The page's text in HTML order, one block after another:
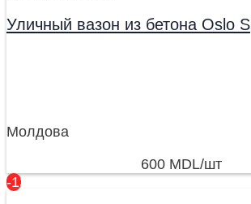
Уличный вазон из бетона Oslo S
Молдова
600 MDL/шт
-13%